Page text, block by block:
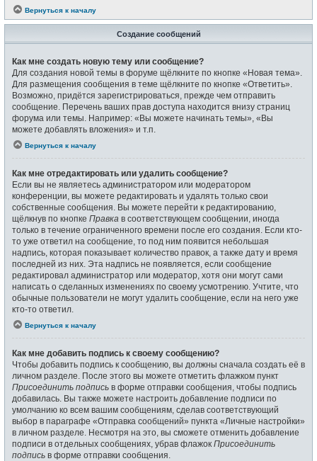
Вернуться к началу
Создание сообщений
Как мне создать новую тему или сообщение?
Для создания новой темы в форуме щёлкните по кнопке «Новая тема».
Для размещения сообщения в теме щёлкните по кнопке «Ответить».
Возможно, придётся зарегистрироваться, прежде чем отправить
сообщение. Перечень ваших прав доступа находится внизу страниц
форума или темы. Например: «Вы можете начинать темы», «Вы
можете добавлять вложения» и т.п.
Вернуться к началу
Как мне отредактировать или удалить сообщение?
Если вы не являетесь администратором или модератором
конференции, вы можете редактировать и удалять только свои
собственные сообщения. Вы можете перейти к редактированию,
щёлкнув по кнопке Правка в соответствующем сообщении, иногда
только в течение ограниченного времени после его создания. Если кто-
то уже ответил на сообщение, то под ним появится небольшая
надпись, которая показывает количество правок, а также дату и время
последней из них. Эта надпись не появляется, если сообщение
редактировал администратор или модератор, хотя они могут сами
написать о сделанных изменениях по своему усмотрению. Учтите, что
обычные пользователи не могут удалить сообщение, если на него уже
кто-то ответил.
Вернуться к началу
Как мне добавить подпись к своему сообщению?
Чтобы добавить подпись к сообщению, вы должны сначала создать её в
личном разделе. После этого вы можете отметить флажком пункт
Присоединить подпись в форме отправки сообщения, чтобы подпись
добавилась. Вы также можете настроить добавление подписи по
умолчанию ко всем вашим сообщениям, сделав соответствующий
выбор в параграфе «Отправка сообщений» пункта «Личные настройки»
в личном разделе. Несмотря на это, вы сможете отменить добавление
подписи в отдельных сообщениях, убрав флажок Присоединить
подпись в форме отправки сообщения.